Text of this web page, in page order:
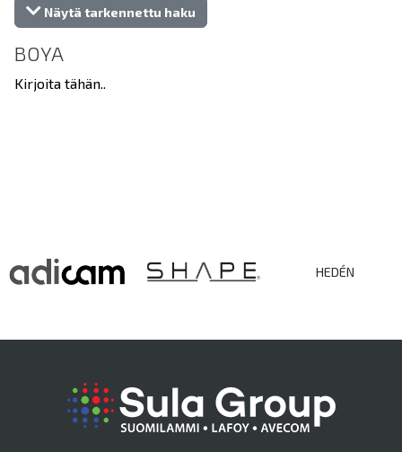
Näytä tarkennettu haku
BOYA
Kirjoita tähän..
HEDÉN